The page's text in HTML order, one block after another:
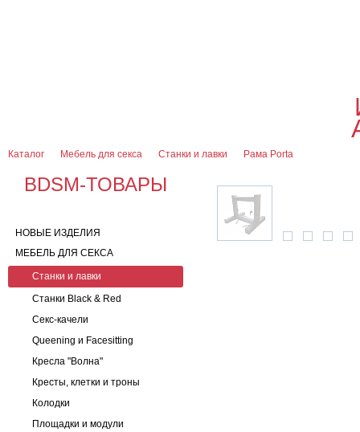
Каталог Мебель для секса Станки и лавки Рама Porta
BDSM-ТОВАРЫ
НОВЫЕ ИЗДЕЛИЯ
МЕБЕЛЬ ДЛЯ СЕКСА
Станки и лавки
Станки Black & Red
Секс-качели
Queening и Facesitting
Кресла "Волна"
Кресты, клетки и троны
Колодки
Площадки и модули